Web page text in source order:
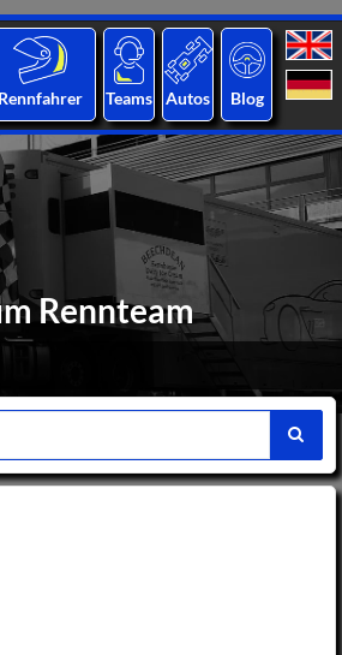
Rennfahrer Teams Autos Blog
Rennteam